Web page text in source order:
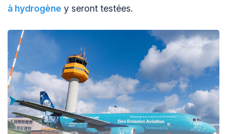
à hydrogène y seront testées.